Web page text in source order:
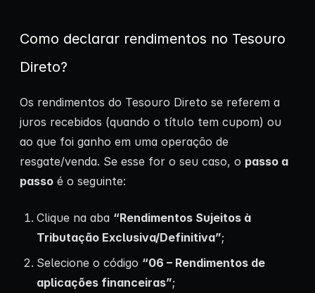
Como declarar rendimentos no Tesouro
Direto?
Os rendimentos do Tesouro Direto se referem a
juros recebidos (quando o título tem cupom) ou
ao que foi ganho em uma operação de
resgate/venda. Se esse for o seu caso, o passo a
passo é o seguinte:
Clique na aba “Rendimentos Sujeitos à
Tributação Exclusiva/Definitiva”;
Selecione o código “06 – Rendimentos de
aplicações financeiras”;